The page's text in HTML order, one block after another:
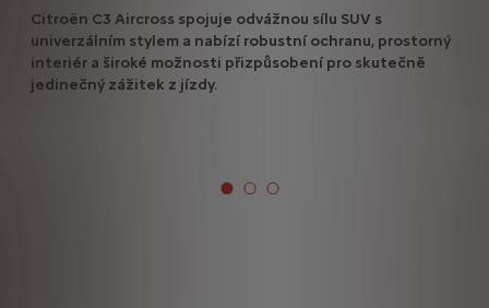
Citroën C3 Aircross spojuje odvážnou sílu SUV s
univerzálním stylem a nabízí robustní ochranu, prostorný
interiér a široké možnosti přizpůsobení pro skutečně
jedinečný zážitek z jízdy.